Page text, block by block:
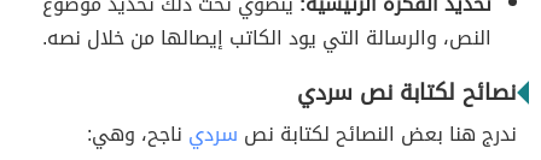
النص، والرسالة التي يود الكاتب إيصالها من خلال نصه.
نصائح لكتابة نص سردي
ندرج هنا بعض النصائح لكتابة نص سردي ناجح، وهي: